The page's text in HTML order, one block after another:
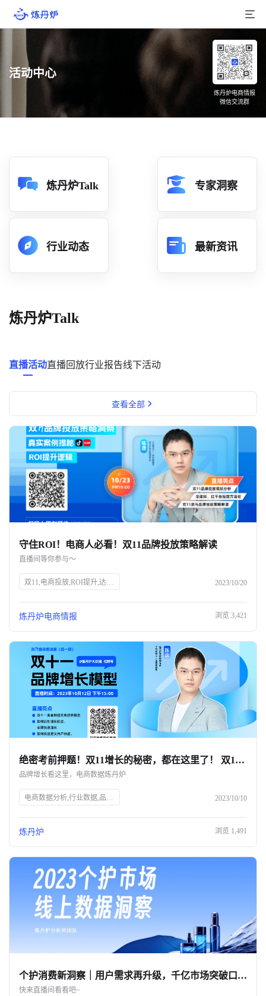
产品介绍
品牌数据
店铺数据
分析
数据中心
消费者说
解决方案
金融市场解决方案
电商解决方案
资源中心
新闻中心
活动中心
关于我们
公司介绍
商机推荐
行业报告
活动中心
炼丹炉电商情报
微信交流群
炼丹炉Talk 专家洞察
行业动态 最新资讯
炼丹炉Talk
直播活动直播回放行业报告线下活动
查看全部
守住ROI！电商人必看！双11品牌投放策略解读
直播间等你参与～
双11,电商投放,ROI提升,达人筛选,预算控制,品牌策略,抖、红平台,炼丹炉大数据,知衣科技,AI科技 2023/10/20
炼丹炉电商情报 浏览 3,421
绝密考前押题！双11增长的秘密，都在这里了！ 双11只能眼睁睁看着别人爆单？💔
品牌增长看这里，电商数据炼丹炉
电商数据分析,行业数据,品牌数据,店铺数据,商品数据,炼丹炉,全域数据覆盖,市场规模,行业发展趋势 2023/10/10
炼丹炉 浏览 1,491
个护消费新洞察｜用户需求再升级，千亿市场突破口究竟在何方？
快来直播间看看吧~